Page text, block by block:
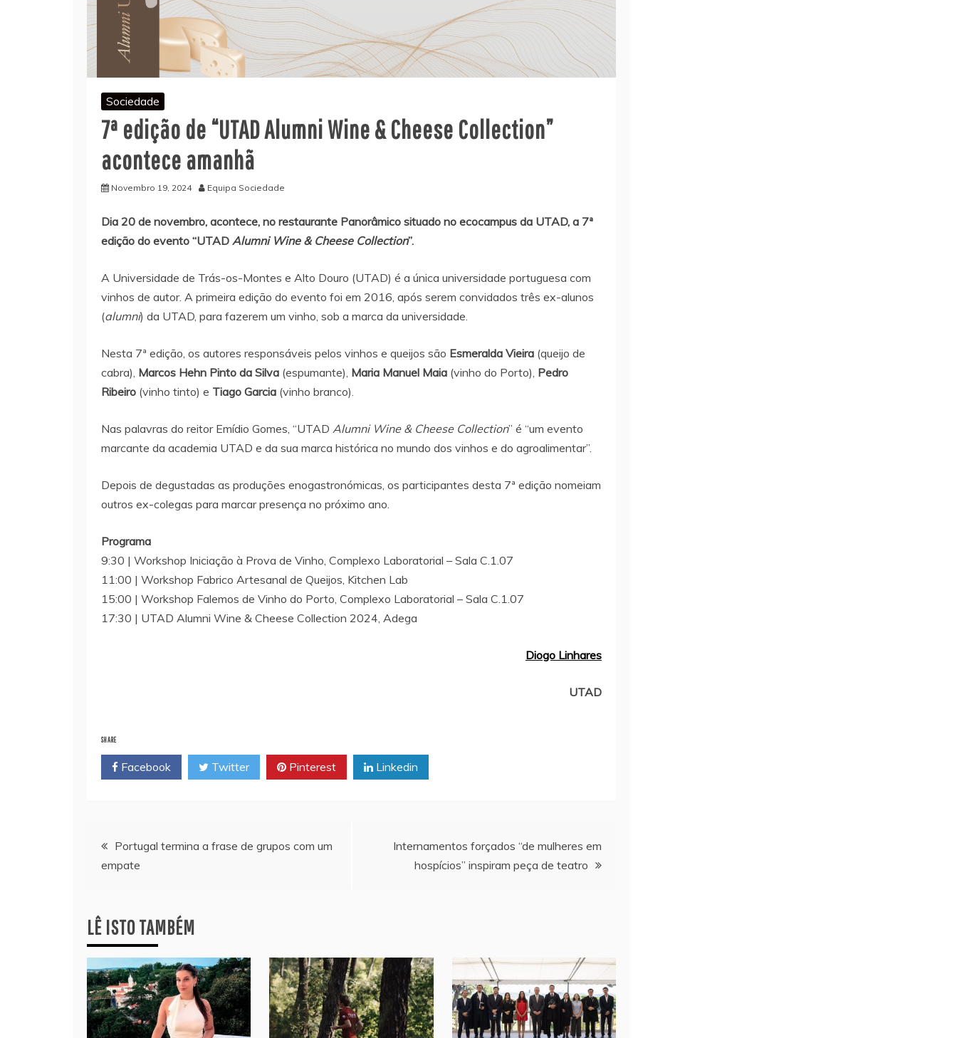
Sociedade
7ª edição de “UTAD Alumni Wine & Cheese Collection”
acontece amanhã
Novembro 19, 2024 Equipa Sociedade
Dia 20 de novembro, acontece, no restaurante Panorâmico situado no ecocampus da UTAD, a 7ª
edição do evento “UTAD Alumni Wine & Cheese Collection”.
A Universidade de Trás-os-Montes e Alto Douro (UTAD) é a única universidade portuguesa com
vinhos de autor. A primeira edição do evento foi em 2016, após serem convidados três ex-alunos
(alumni) da UTAD, para fazerem um vinho, sob a marca da universidade.
Nesta 7ª edição, os autores responsáveis pelos vinhos e queijos são Esmeralda Vieira (queijo de
cabra), Marcos Hehn Pinto da Silva (espumante), Maria Manuel Maia (vinho do Porto), Pedro
Ribeiro (vinho tinto) e Tiago Garcia (vinho branco).
Nas palavras do reitor Emídio Gomes, “UTAD Alumni Wine & Cheese Collection” é “um evento
marcante da academia UTAD e da sua marca histórica no mundo dos vinhos e do agroalimentar”.
Depois de degustadas as produções enogastronómicas, os participantes desta 7ª edição nomeiam
outros ex-colegas para marcar presença no próximo ano.
Programa
9:30 | Workshop Iniciação à Prova de Vinho, Complexo Laboratorial – Sala C.1.07
11:00 | Workshop Fabrico Artesanal de Queijos, Kitchen Lab
15:00 | Workshop Falemos de Vinho do Porto, Complexo Laboratorial – Sala C.1.07
17:30 | UTAD Alumni Wine & Cheese Collection 2024, Adega
Diogo Linhares
UTAD
SHARE
Facebook Twitter Pinterest Linkedin
Navegação
artigos
Portugal termina a frase de grupos com um
empate
Internamentos forçados “de mulheres em
hospícios” inspiram peça de teatro
LÊ ISTO TAMBÉM